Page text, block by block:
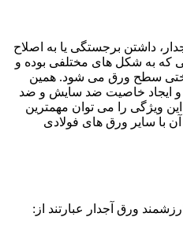
داشتن برجستگی یا به اصلاح
که به شکل های مختلفی بوده و
سطح ورق می شود. همین
ایجاد خاصیت ضد سایش و ضد
ویژگی را می توان مهمترین
با سایر ورق های فولادی
ورق آجدار عبارتند از: